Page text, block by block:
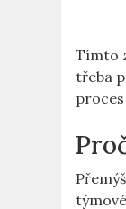
Tímto
třeba